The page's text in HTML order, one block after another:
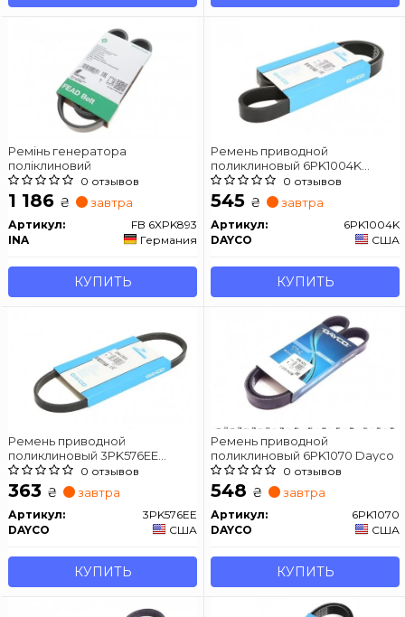
Ремінь генератора
поліклиновий
0 отзывов
1 186 ₴ завтра
Артикул:
FB 6XPK893
INA
Германия
КУПИТЬ
Ремень приводной
поликлиновый 6PK1004K
Dayco
0 отзывов
545 ₴ завтра
Артикул:
6PK1004K
DAYCO
США
КУПИТЬ
Ремень приводной
поликлиновый 3PK576EE
Dayco
0 отзывов
363 ₴ завтра
Артикул:
3PK576EE
DAYCO
США
КУПИТЬ
Ремень приводной
поликлиновый 6PK1070 Dayco
0 отзывов
548 ₴ завтра
Артикул:
6PK1070
DAYCO
США
КУПИТЬ